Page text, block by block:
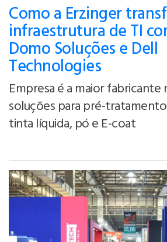
Como a Erzinger
infraestrutura de TI
Domo Soluções e Dell
Technologies
Empresa é a maior fabricante
soluções para pré-
tinta líquida, pó e E-coat